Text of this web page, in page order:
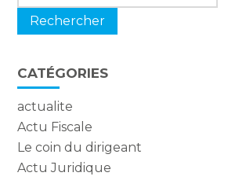
CATÉGORIES
actualite
Actu Fiscale
Le coin du dirigeant
Actu Juridique